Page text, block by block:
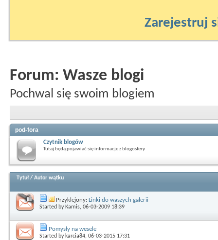
Zarejestruj
Forum: Wasze blogi
Pochwal się swoim blogiem
pod-fora
Czytnik blogów
Tutaj będą pojawiać się informacje z blogosfery
Tytuł / Autor wątku
Przyklejony: Linki do waszych galerii
Started by Kamis, 06-03-2009 18:39
Pomysły na wesele
Started by karcia84, 06-03-2015 17:31